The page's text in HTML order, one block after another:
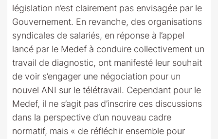
législation n’est clairement pas envisagée par le
Gouvernement. En revanche, des organisations
syndicales de salariés, en réponse à l’appel
lancé par le Medef à conduire collectivement un
travail de diagnostic, ont manifesté leur souhait
de voir s’engager une négociation pour un
nouvel ANI sur le télétravail. Cependant pour le
Medef, il ne s’agit pas d’inscrire ces discussions
dans la perspective d’un nouveau cadre
normatif, mais « de réfléchir ensemble pour